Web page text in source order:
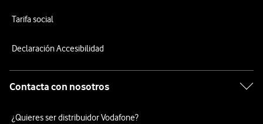
Tarifa social
Declaración Accesibilidad
Contacta con nosotros
¿Quieres ser distribuidor Vodafone?